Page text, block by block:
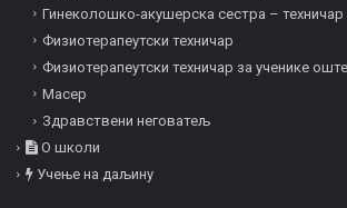
Гинеколошко-акушерска сестра – техничар
Физиотерапеутски техничар
Физиотерапеутски техничар за ученике
Mасер
Здравствени неговатељ
О школи
Учење на даљину